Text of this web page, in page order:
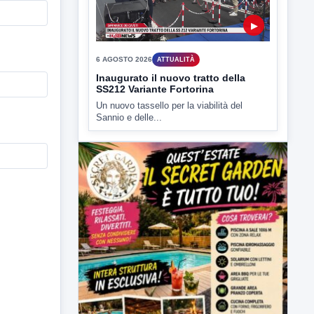
6 AGOSTO 2026 ATTUALITÀ
Inaugurato il nuovo tratto della
SS212 Variante Fortorina
Un nuovo tassello per la viabilità del
Sannio e delle...